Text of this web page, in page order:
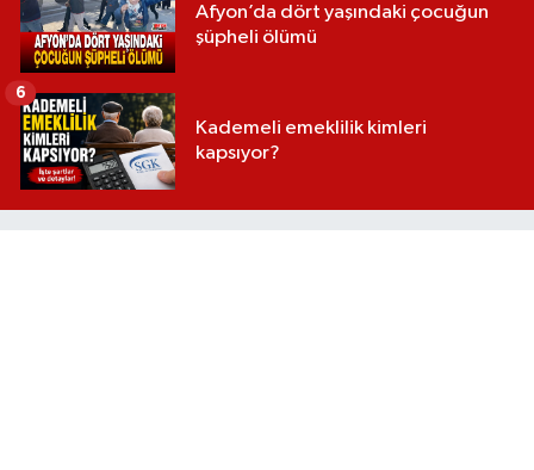
Afyon’da dört yaşındaki çocuğun
şüpheli ölümü
Kademeli emeklilik kimleri
kapsıyor?
6